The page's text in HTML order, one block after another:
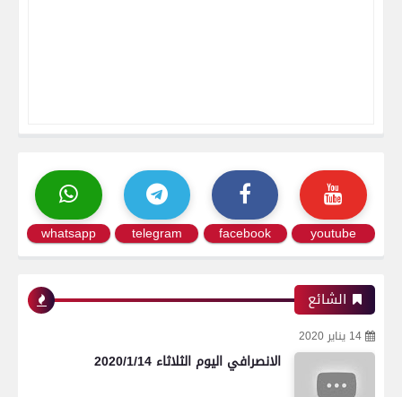
youtube
facebook
telegram
whatsapp
الشائع
14 يناير 2020
الانصرافي اليوم الثلاثاء 2020/1/14